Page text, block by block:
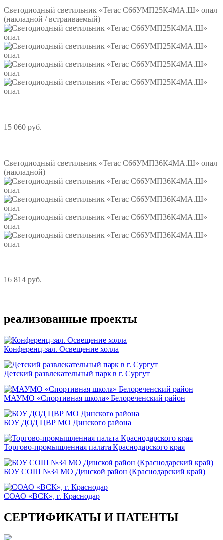
Светодиодный светильник «Тегас С66УМП25К4МА.Ш» опал
(накладной / встраиваемый)
15 060 руб.
Светодиодный светильник «Тегас С66УМП36К4МА.Ш» опал
(накладной)
16 814 руб.
реализованные проекты
Конференц-зал. Освещение холла
Детский развлекательный парк в г. Сургут
МАУМО «Спортивная школа» Белореченский район
БОУ ДОД ЦВР МО Динского района
Торгово-промышленная палата Краснодарского края
БОУ СОШ №34 МО Динской район (Краснодарский край)
СОАО «ВСК», г. Краснодар
СЕРТИФИКАТЫ И ПАТЕНТЫ